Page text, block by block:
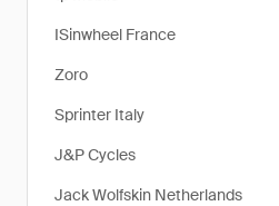
ISinwheel France
Zoro
Sprinter Italy
J&P Cycles
Jack Wolfskin Netherlands